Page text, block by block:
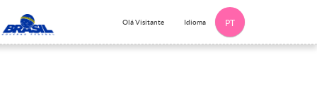
Olá Visitante Idioma PT